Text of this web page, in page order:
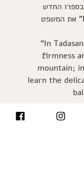
בספרו החדש
"Props for Yoga" את המשפט
"In
firmness
mountain;
learn the
הבוקר, הבנתי איך